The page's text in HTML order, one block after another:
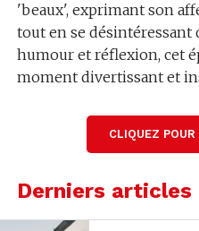
'beaux', exprimant son
tout en se désintéressant
humour et réflexion, cet
moment divertissant et
Généré par l'IA.
CLIQUEZ POUR
Derniers articles